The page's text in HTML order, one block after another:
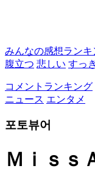
みんなの感想ランキ
腹立つ 悲しい すっ
コメントランキング
ニュース エンタメ
포토뷰어
Ｍｉｓｓ